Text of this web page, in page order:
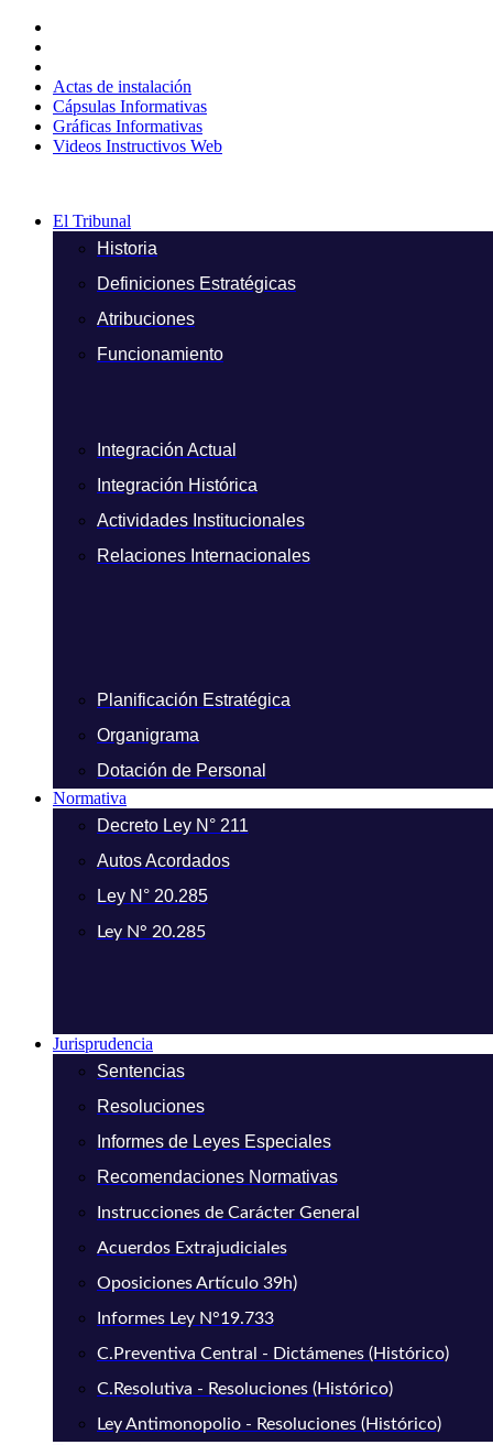
contenido
Actas de instalación
Cápsulas Informativas
Gráficas Informativas
Videos Instructivos Web
El Tribunal
Historia
Definiciones Estratégicas
Atribuciones
Funcionamiento
Integración Actual
Integración Histórica
Actividades Institucionales
Relaciones Internacionales
Planificación Estratégica
Organigrama
Dotación de Personal
Normativa
Decreto Ley N° 211
Autos Acordados
Ley N° 20.285
Ley N° 20.285
Jurisprudencia
Sentencias
Resoluciones
Informes de Leyes Especiales
Recomendaciones Normativas
Instrucciones de Carácter General
Acuerdos Extrajudiciales
Oposiciones Artículo 39h)
Informes Ley N°19.733
C.Preventiva Central - Dictámenes (Histórico)
C.Resolutiva - Resoluciones (Histórico)
Ley Antimonopolio - Resoluciones (Histórico)